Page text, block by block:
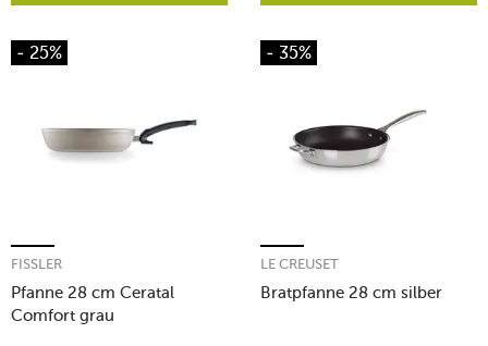
- 25%
Pfanne 28 cm Ceratal
Comfort grau
FISSLER
- 35%
Bratpfanne 28 cm silber
LE CREUSET